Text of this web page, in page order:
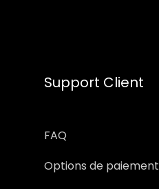
Support Client
FAQ
Options de paiement